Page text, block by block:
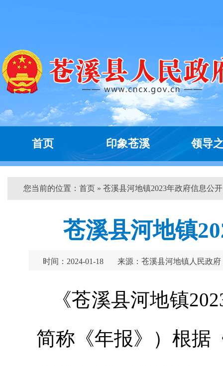
首页 印象苍溪 领导
您当前的位置： 首页 » 苍溪县河地镇2023年政府信息公
苍溪县河地镇
时间：2024-01-18 来源：苍溪县河地镇人民政府
《苍溪县河地镇
简称《年报》）根据